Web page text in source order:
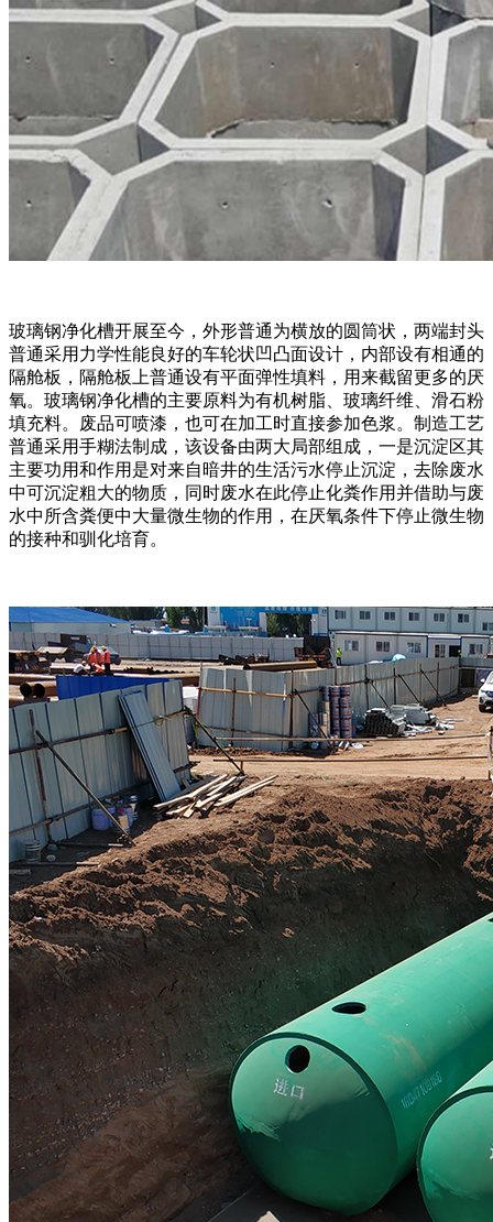
玻璃钢净化槽开展至今，外形普通为横放的圆筒状，两端封头
普通采用力学性能良好的车轮状凹凸面设计，内部设有相通的
隔舱板，隔舱板上普通设有平面弹性填料，用来截留更多的厌
氧。玻璃钢净化槽的主要原料为有机树脂、玻璃纤维、滑石粉
填充料。废品可喷漆，也可在加工时直接参加色浆。制造工艺
普通采用手糊法制成，该设备由两大局部组成，一是沉淀区其
主要功用和作用是对来自暗井的生活污水停止沉淀，去除废水
中可沉淀粗大的物质，同时废水在此停止化粪作用并借助与废
水中所含粪便中大量微生物的作用，在厌氧条件下停止微生物
的接种和驯化培育。